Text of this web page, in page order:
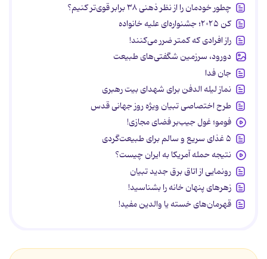
چطور خودمان را از نظر ذهنی ۳۸ برابر قوی‌تر کنیم؟
کن ۲۰۲۵؛ جشنواره‌ای علیه خانواده
راز افرادی که کمتر ضرر می‌کنند!
دورود، سرزمین شگفتی‌های طبیعت
جان فدا
نماز لیله الدفن برای شهدای بیت رهبری
طرح اختصاصی تبیان ویژه روز جهانی قدس
فومو؛ غول جیب‌بر فضای مجازی!
۵ غذای سریع و سالم برای طبیعت‌گردی
نتیجه حمله آمریکا به ایران چیست؟
رونمایی از اتاق برق جدید تبیان
زهرهای پنهان خانه را بشناسید!
قهرمان‌های خسته یا والدین مفید!